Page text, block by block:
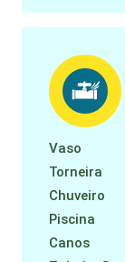
Vaso
Torneira
Chuveiro
Piscina
Canos